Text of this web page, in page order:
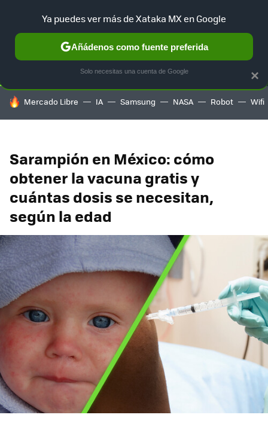
SELECCIÓN GAMING HOME AUTO TERRITORIO
HOY SE HABLA DE
Mercado Libre IA Samsung NASA Robot Wifi
Sarampión en México: cómo
obtener la vacuna gratis y
cuántas dosis se necesitan,
según la edad
×
Ya puedes ver más de Xataka MX en Google
Añádenos como fuente preferida
Solo necesitas una cuenta de Google